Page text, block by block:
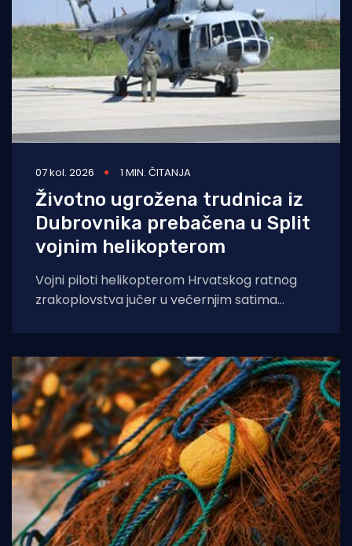
07 kol. 2026 1 MIN. ČITANJA
Životno ugrožena trudnica iz
Dubrovnika prebačena u Split
vojnim helikopterom
Vojni piloti helikopterom Hrvatskog ratnog
zrakoplovstva jučer u večernjim satima